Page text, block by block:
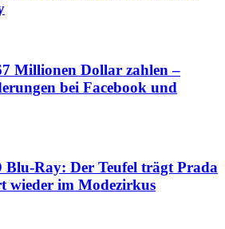
Millionen Dollar zahlen –
bei Facebook und
Ray: Der Teufel trägt Prada
wieder im Modezirkus